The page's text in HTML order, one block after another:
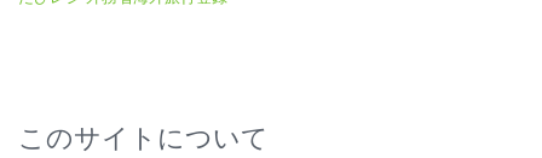
このサイトについて